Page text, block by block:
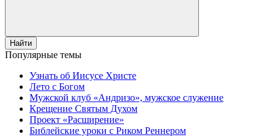
Найти
Популярные темы
Узнать об Иисусе Христе
Лето с Богом
Мужской клуб «Андризо», мужское служение
Крещение Святым Духом
Проект «Расширение»
Библейские уроки с Риком Реннером